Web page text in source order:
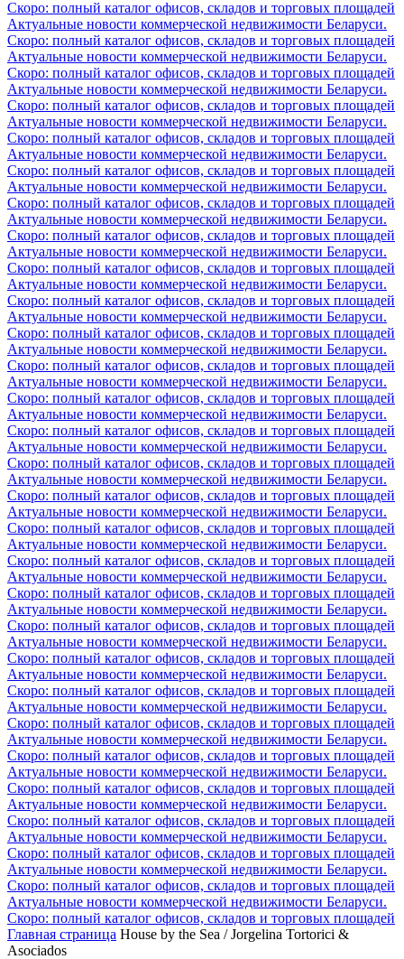
Скоро: полный каталог офисов, складов и торговых площадей
Актуальные новости коммерческой недвижимости Беларуси.
Скоро: полный каталог офисов, складов и торговых площадей
Актуальные новости коммерческой недвижимости Беларуси.
Скоро: полный каталог офисов, складов и торговых площадей
Актуальные новости коммерческой недвижимости Беларуси.
Скоро: полный каталог офисов, складов и торговых площадей
Актуальные новости коммерческой недвижимости Беларуси.
Скоро: полный каталог офисов, складов и торговых площадей
Актуальные новости коммерческой недвижимости Беларуси.
Скоро: полный каталог офисов, складов и торговых площадей
Актуальные новости коммерческой недвижимости Беларуси.
Скоро: полный каталог офисов, складов и торговых площадей
Актуальные новости коммерческой недвижимости Беларуси.
Скоро: полный каталог офисов, складов и торговых площадей
Актуальные новости коммерческой недвижимости Беларуси.
Скоро: полный каталог офисов, складов и торговых площадей
Актуальные новости коммерческой недвижимости Беларуси.
Скоро: полный каталог офисов, складов и торговых площадей
Актуальные новости коммерческой недвижимости Беларуси.
Скоро: полный каталог офисов, складов и торговых площадей
Актуальные новости коммерческой недвижимости Беларуси.
Скоро: полный каталог офисов, складов и торговых площадей
Актуальные новости коммерческой недвижимости Беларуси.
Скоро: полный каталог офисов, складов и торговых площадей
Актуальные новости коммерческой недвижимости Беларуси.
Скоро: полный каталог офисов, складов и торговых площадей
Актуальные новости коммерческой недвижимости Беларуси.
Скоро: полный каталог офисов, складов и торговых площадей
Актуальные новости коммерческой недвижимости Беларуси.
Скоро: полный каталог офисов, складов и торговых площадей
Актуальные новости коммерческой недвижимости Беларуси.
Скоро: полный каталог офисов, складов и торговых площадей
Актуальные новости коммерческой недвижимости Беларуси.
Скоро: полный каталог офисов, складов и торговых площадей
Актуальные новости коммерческой недвижимости Беларуси.
Скоро: полный каталог офисов, складов и торговых площадей
Актуальные новости коммерческой недвижимости Беларуси.
Скоро: полный каталог офисов, складов и торговых площадей
Актуальные новости коммерческой недвижимости Беларуси.
Скоро: полный каталог офисов, складов и торговых площадей
Актуальные новости коммерческой недвижимости Беларуси.
Скоро: полный каталог офисов, складов и торговых площадей
Актуальные новости коммерческой недвижимости Беларуси.
Скоро: полный каталог офисов, складов и торговых площадей
Актуальные новости коммерческой недвижимости Беларуси.
Скоро: полный каталог офисов, складов и торговых площадей
Актуальные новости коммерческой недвижимости Беларуси.
Скоро: полный каталог офисов, складов и торговых площадей
Актуальные новости коммерческой недвижимости Беларуси.
Скоро: полный каталог офисов, складов и торговых площадей
Актуальные новости коммерческой недвижимости Беларуси.
Скоро: полный каталог офисов, складов и торговых площадей
Актуальные новости коммерческой недвижимости Беларуси.
Скоро: полный каталог офисов, складов и торговых площадей
Актуальные новости коммерческой недвижимости Беларуси.
Скоро: полный каталог офисов, складов и торговых площадей
Главная страница House by the Sea / Jorgelina Tortorici &
Asociados